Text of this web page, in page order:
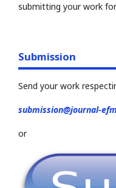
submitting your work
Submission
Send your work
submission@journal-
or